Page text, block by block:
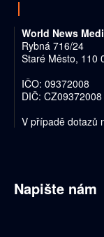
World News
Rybná 716/24
Staré Město, 110
IČO: 09372008
DIČ: CZ09372008
V případě dotazů
Napište nám